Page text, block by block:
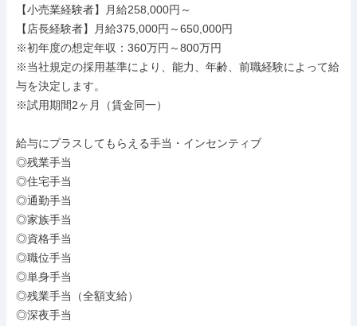
【小売業経験者】月給258,000円～
【店長経験者】月給375,000円～650,000円
※初年度の想定年収：360万円～800万円
※当社規定の採用基準により、能力、年齢、前職経験によって給
与を決定します。
※試用期間2ヶ月（賃金同一）
給与にプラスしてもらえる手当・インセンティブ
◎残業手当
◎住宅手当
◎通勤手当
◎家族手当
◎資格手当
◎職位手当
◎単身手当
◎残業手当（全額支給）
◎深夜手当